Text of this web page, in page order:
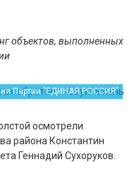
объектов, выполненных
Партии "ЕДИНАЯ РОССИЯ"
осмотрели
района Константин
Геннадий Сухоруков.